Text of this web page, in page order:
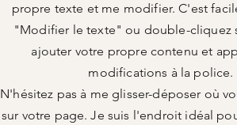
propre texte et me modifier. C'est
"Modifier le texte" ou double-cliquez
ajouter votre propre contenu et
modifications à la police.
N'hésitez pas à me glisser-déposer où
sur votre page. Je suis l'endroit idéal